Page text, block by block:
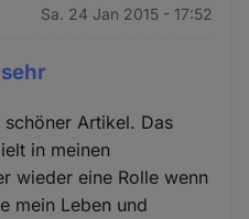
Sa. 24 Jan 2015 - 17:52
schöner Artikel. Das
in meinen
wieder eine Rolle wenn
mein Leben und